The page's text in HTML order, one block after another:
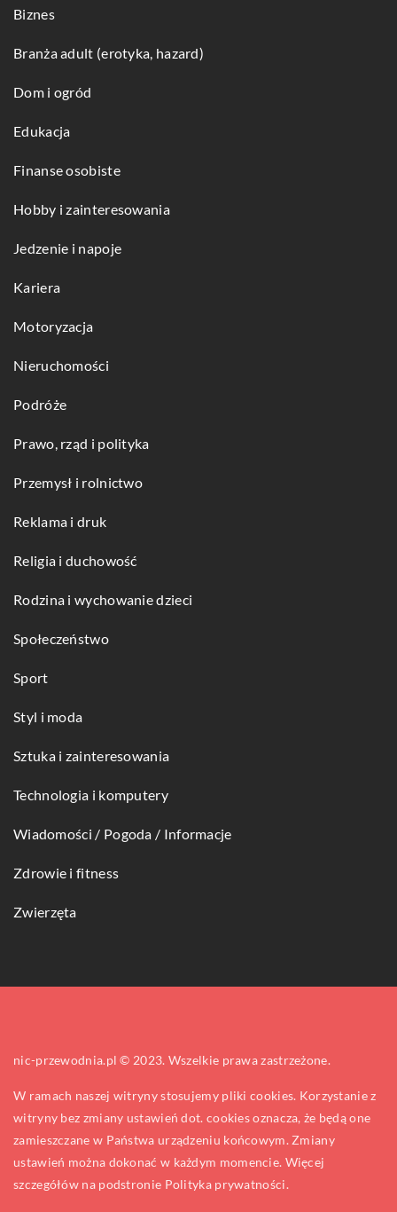
Biznes
Branża adult (erotyka, hazard)
Dom i ogród
Edukacja
Finanse osobiste
Hobby i zainteresowania
Jedzenie i napoje
Kariera
Motoryzacja
Nieruchomości
Podróże
Prawo, rząd i polityka
Przemysł i rolnictwo
Reklama i druk
Religia i duchowość
Rodzina i wychowanie dzieci
Społeczeństwo
Sport
Styl i moda
Sztuka i zainteresowania
Technologia i komputery
Wiadomości / Pogoda / Informacje
Zdrowie i fitness
Zwierzęta
nic-przewodnia.pl © 2023. Wszelkie prawa zastrzeżone.
W ramach naszej witryny stosujemy pliki cookies. Korzystanie z
witryny bez zmiany ustawień dot. cookies oznacza, że będą one
zamieszczane w Państwa urządzeniu końcowym. Zmiany
ustawień można dokonać w każdym momencie. Więcej
szczegółów na podstronie Polityka prywatności.